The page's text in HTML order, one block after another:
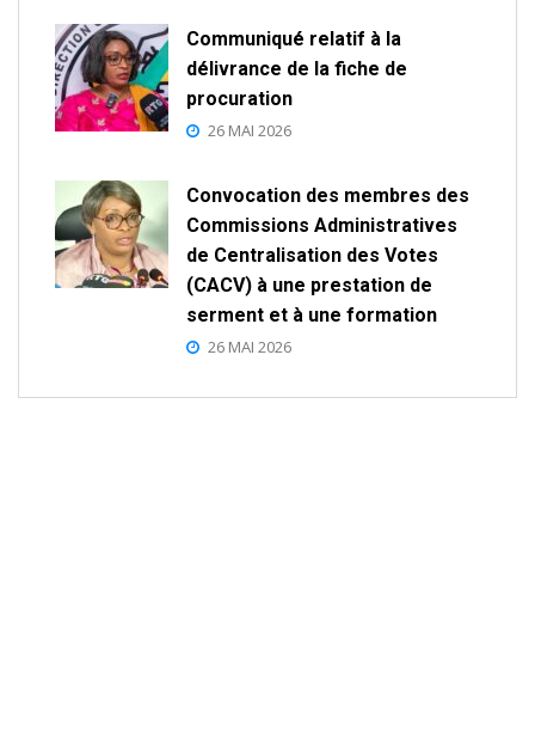
Communiqué relatif à la
délivrance de la fiche de
procuration
26 MAI 2026
Convocation des membres des
Commissions Administratives
de Centralisation des Votes
(CACV) à une prestation de
serment et à une formation
26 MAI 2026